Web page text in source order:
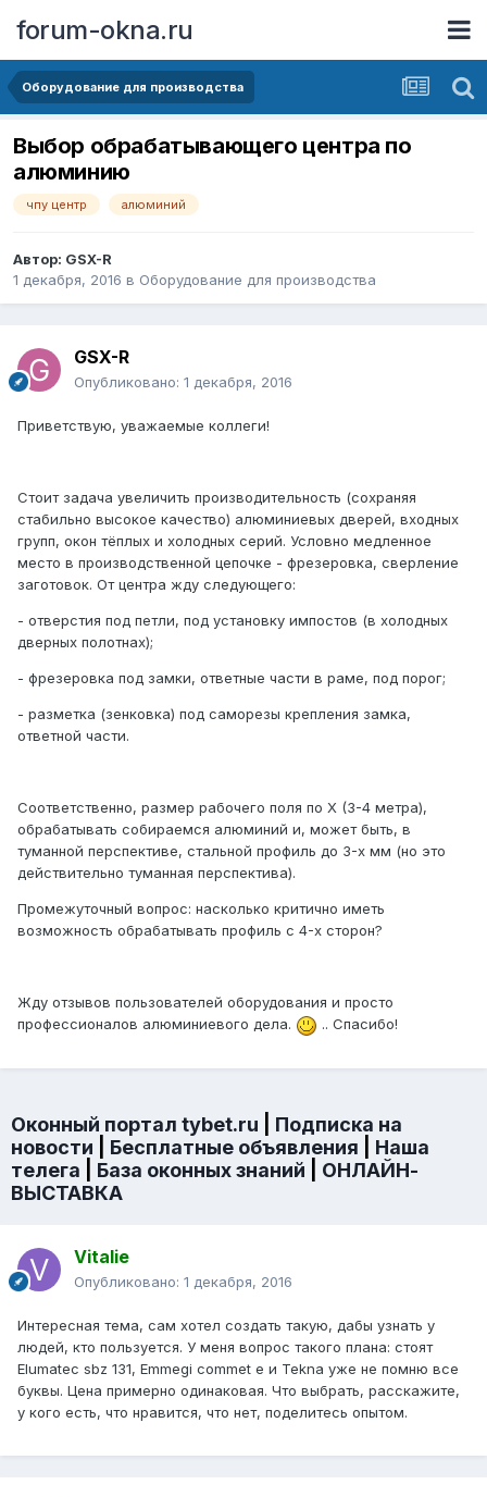
forum-okna.ru
Оборудование для производства
Выбор обрабатывающего центра по
алюминию
чпу центр алюминий
Автор: GSX-R
1 декабря, 2016 в Оборудование для производства
GSX-R
Опубликовано: 1 декабря, 2016
Приветствую, уважаемые коллеги!
Стоит задача увеличить производительность (сохраняя
стабильно высокое качество) алюминиевых дверей, входных
групп, окон тёплых и холодных серий. Условно медленное
место в производственной цепочке - фрезеровка, сверление
заготовок. От центра жду следующего:
- отверстия под петли, под установку импостов (в холодных
дверных полотнах);
- фрезеровка под замки, ответные части в раме, под порог;
- разметка (зенковка) под саморезы крепления замка,
ответной части.
Соответственно, размер рабочего поля по X (3-4 метра),
обрабатывать собираемся алюминий и, может быть, в
туманной перспективе, стальной профиль до 3-х мм (но это
действительно туманная перспектива).
Промежуточный вопрос: насколько критично иметь
возможность обрабатывать профиль с 4-х сторон?
Жду отзывов пользователей оборудования и просто
профессионалов алюминиевого дела.
.. Спасибо!
Оконный портал tybet.ru
Подписка на
новости
Бесплатные объявления
Наша
телега
База оконных знаний
ОНЛАЙН-
ВЫСТАВКА
Vitalie
Опубликовано: 1 декабря, 2016
Интересная тема, сам хотел создать такую, дабы узнать у
людей, кто пользуется. У меня вопрос такого плана: стоят
Elumatec sbz 131, Emmegi commet e и Tekna уже не помню все
буквы. Цена примерно одинаковая. Что выбрать, расскажите,
у кого есть, что нравится, что нет, поделитесь опытом.